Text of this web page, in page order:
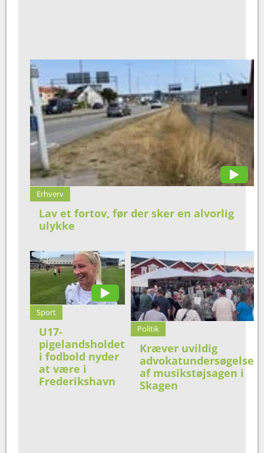
Erhverv
Lav et fortov, før der sker en alvorlig
ulykke
Sport
U17-
pigelandsholdet
i fodbold nyder
at være i
Frederikshavn
Politik
Kræver uvildig
advokatundersøgelse
af musikstøjsagen i
Skagen